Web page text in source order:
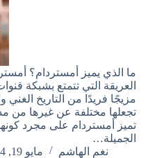
ما الذي يميز أمستردام؟
العريقة التي تتمتع بشبكة
مزيجًا فريدًا من التاريخ الغني
تجعلها مختلفة عن غيرها من
تميز أمستردام على مجرد
الجميلة…
نغم الهاشم
مايو 19, 2024